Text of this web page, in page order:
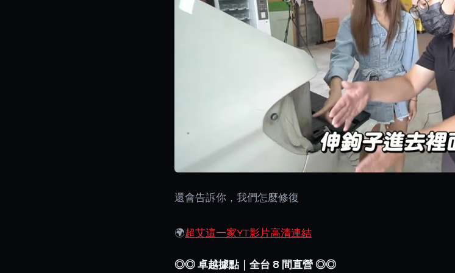
還會告訴你，我們怎麼修復
🌍超艾這一家YT影片高清連結
◎◎ 卓越據點｜全台 8 間直營 ◎◎